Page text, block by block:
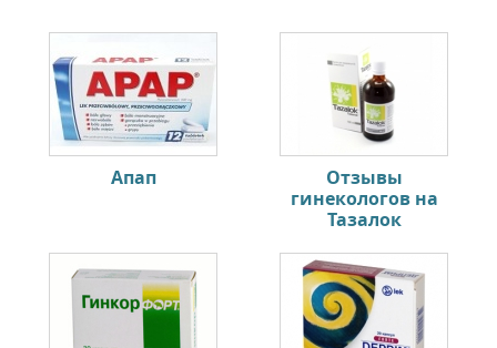
Апап
Отзывы
гинекологов на
Тазалок